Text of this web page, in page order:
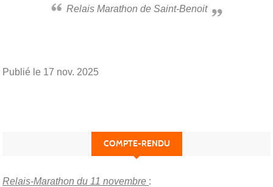
Relais Marathon de Saint-Benoit
Publié le 17 nov. 2025
COMPTE-RENDU
Relais-Marathon du 11 novembre :